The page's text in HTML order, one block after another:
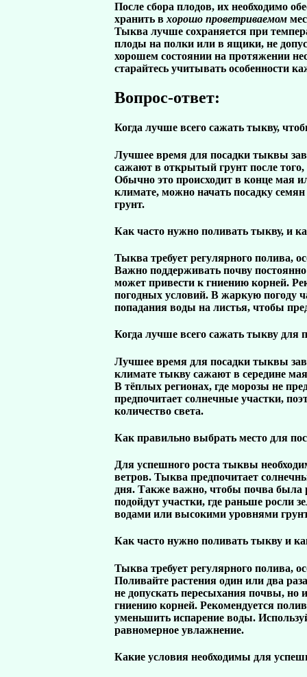
После сбора плодов, их необходимо
хранить в хорошо проветриваемом
Тыква лучше сохраняется при
плоды на полки или в ящики, не
хорошем состоянии на протяжении
старайтесь учитывать особенности
Вопрос-ответ:
Когда лучше всего сажать тыкву,
Лучшее время для посадки тыквы
сажают в открытый грунт после того,
Обычно это происходит в конце мая
климате, можно начать посадку
грунт.
Как часто нужно поливать тыкву, и
Тыква требует регулярного полива,
Важно поддерживать почву
может привести к гниению корней.
погодных условий. В жаркую погоду
попадания воды на листья, чтобы
Когда лучше всего сажать тыкву для
Лучшее время для посадки тыквы
климате тыкву сажают в середине
В тёплых регионах, где морозы не
предпочитает солнечные участки,
количество света.
Как правильно выбрать место для
Для успешного роста тыквы
ветров. Тыква предпочитает
дня. Также важно, чтобы почва была
подойдут участки, где раньше росли
водами или высокими уровнями
Как часто нужно поливать тыкву и
Тыква требует регулярного полива,
Поливайте растения один или два
не допускать пересыхания почвы, но
гниению корней. Рекомендуется
уменьшить испарение воды.
равномерное увлажнение.
Какие условия необходимы для